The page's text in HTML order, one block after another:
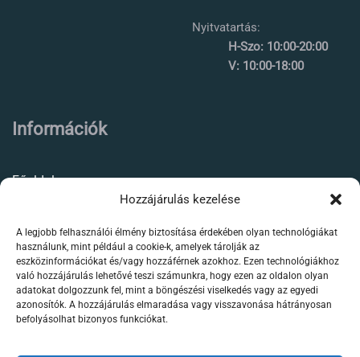
Hozzájárulás kezelése
A legjobb felhasználói élmény biztosítása érdekében olyan technológiákat
használunk, mint például a cookie-k, amelyek tárolják az
eszközinformációkat és/vagy hozzáférnek azokhoz. Ezen technológiákhoz
való hozzájárulás lehetővé teszi számunkra, hogy ezen az oldalon olyan
adatokat dolgozzunk fel, mint a böngészési viselkedés vagy az egyedi
azonosítók. A hozzájárulás elmaradása vagy visszavonása hátrányosan
befolyásolhat bizonyos funkciókat.
Nyitvatartás:
H-Szo: 10:00-20:00
V: 10:00-18:00
Információk
Főoldal
Élőállat kereskedés
Forgalmazott termékeink
Szaktanácsadás /